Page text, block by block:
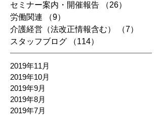
セミナー案内・開催報告
（26）
労働関連
（9）
介護経営（法改正情報含む）
（7）
スタッフブログ
（114）
2019年11月
2019年10月
2019年9月
2019年8月
2019年7月